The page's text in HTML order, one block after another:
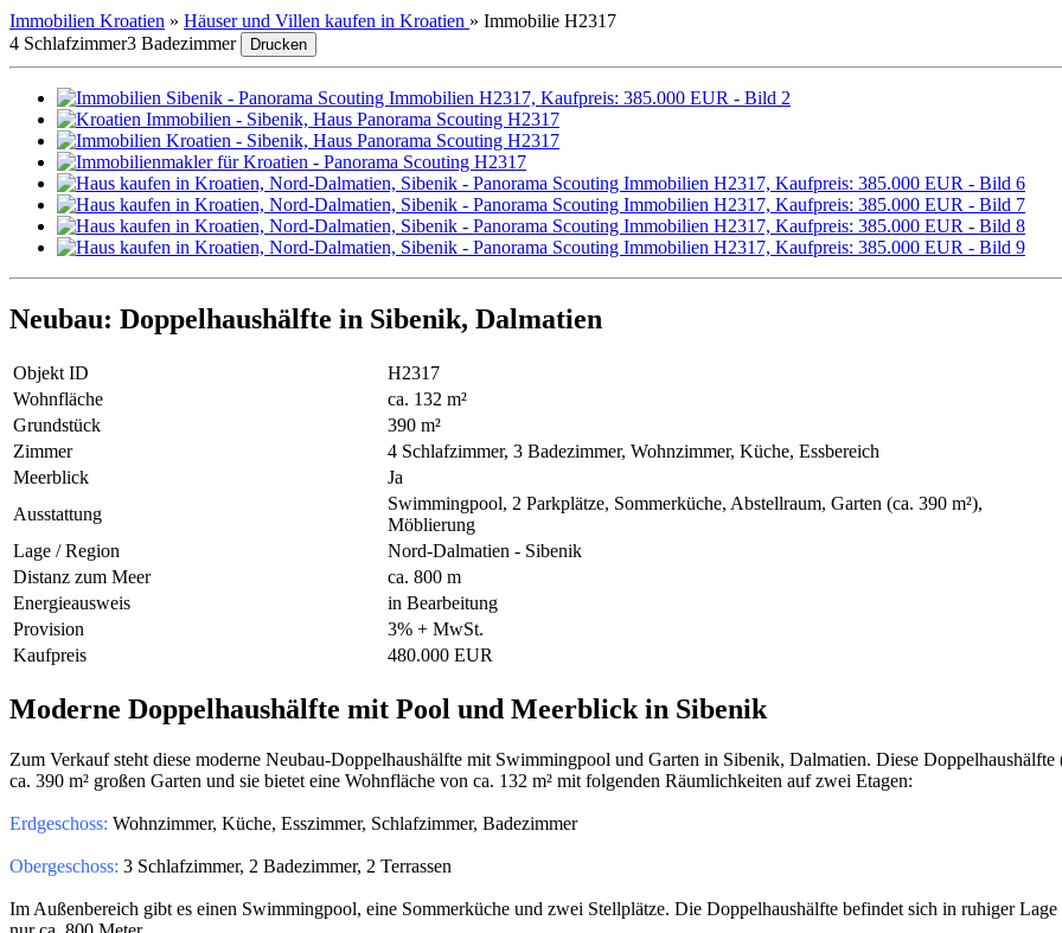
Immobilien Kroatien » Häuser und Villen kaufen in Kroatien » Immobilie H2317
4 Schlafzimmer3 Badezimmer Drucken
Neubau: Doppelhaushälfte in Sibenik, Dalmatien
Objekt ID
H2317
Wohnfläche
ca. 132 m²
Grundstück
390 m²
Zimmer
4 Schlafzimmer, 3 Badezimmer, Wohnzimmer, Küche, Essbereich
Meerblick
Ja
Ausstattung
Swimmingpool, 2 Parkplätze, Sommerküche, Abstellraum, Garten (ca. 390 m²),
Möblierung
Lage / Region
Nord-Dalmatien - Sibenik
Distanz zum Meer
ca. 800 m
Energieausweis
in Bearbeitung
Provision
3% + MwSt.
Kaufpreis
480.000 EUR
Moderne Doppelhaushälfte mit Pool und Meerblick in Sibenik
Zum Verkauf steht diese moderne Neubau-Doppelhaushälfte mit Swimmingpool und Garten in Sibenik, Dalmatien. Diese
ca. 390 m² großen Garten und sie bietet eine Wohnfläche von ca. 132 m² mit folgenden Räumlichkeiten auf zwei Etagen:
Erdgeschoss: Wohnzimmer, Küche, Esszimmer, Schlafzimmer, Badezimmer
Obergeschoss: 3 Schlafzimmer, 2 Badezimmer, 2 Terrassen
Im Außenbereich gibt es einen Swimmingpool, eine Sommerküche und zwei Stellplätze. Die Doppelhaushälfte befindet sich in ruhiger